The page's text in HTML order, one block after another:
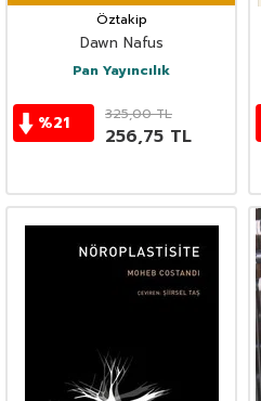
Öztakip
Dawn Nafus
Pan Yayıncılık
%21 325,00TL
256,75 TL